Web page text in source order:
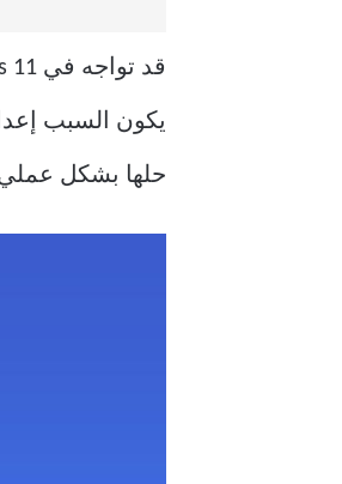
حلها بشكل عملي